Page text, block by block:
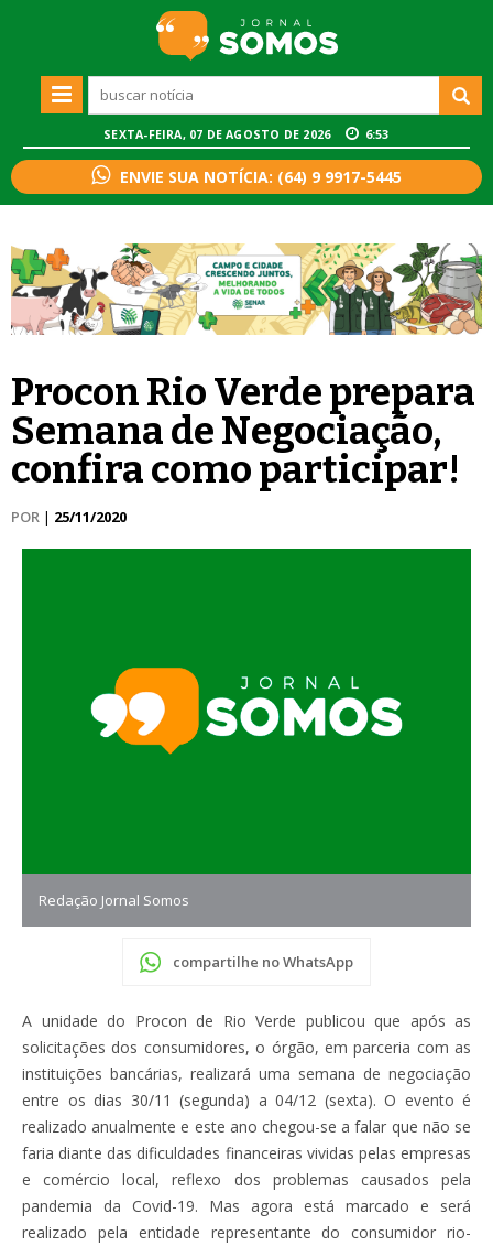
SEXTA-FEIRA, 07 DE AGOSTO DE 2026 6:53
ENVIE SUA NOTÍCIA: (64) 9 9917-5445
Procon Rio Verde prepara
Semana de Negociação,
confira como participar!
POR | 25/11/2020
Redação Jornal Somos
compartilhe no WhatsApp
A unidade do Procon de Rio Verde publicou que após as
solicitações dos consumidores, o órgão, em parceria com as
instituições bancárias, realizará uma semana de negociação
entre os dias 30/11 (segunda) a 04/12 (sexta). O evento é
realizado anualmente e este ano chegou-se a falar que não se
faria diante das dificuldades financeiras vividas pelas empresas
e comércio local, reflexo dos problemas causados pela
pandemia da Covid-19. Mas agora está marcado e será
realizado pela entidade representante do consumidor rio-